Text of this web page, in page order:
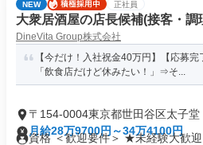
NEW 正社員
大衆居酒屋の店長候補(接客・
DineVita Group株式会社
【今だけ！入社祝金40万円】【応募完
「飲食店だけど休みたい！」⇒そ...
〒154-0004東京都世田谷区太子堂
月給28万9700円～34万4100円
資格 ＜歓迎要件＞ ★未経験大歓